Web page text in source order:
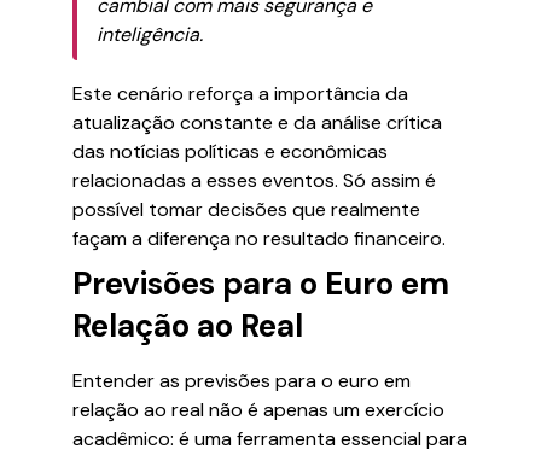
cambial com mais segurança e
inteligência.
Este cenário reforça a importância da
atualização constante e da análise crítica
das notícias políticas e econômicas
relacionadas a esses eventos. Só assim é
possível tomar decisões que realmente
façam a diferença no resultado financeiro.
Previsões para o Euro em
Relação ao Real
Entender as previsões para o euro em
relação ao real não é apenas um exercício
acadêmico: é uma ferramenta essencial para